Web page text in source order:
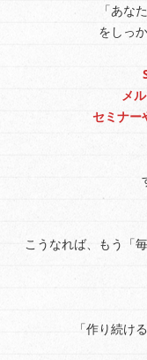
「あな
をしっ
メ
セミナー
こうなれば、もう「
「作り続け